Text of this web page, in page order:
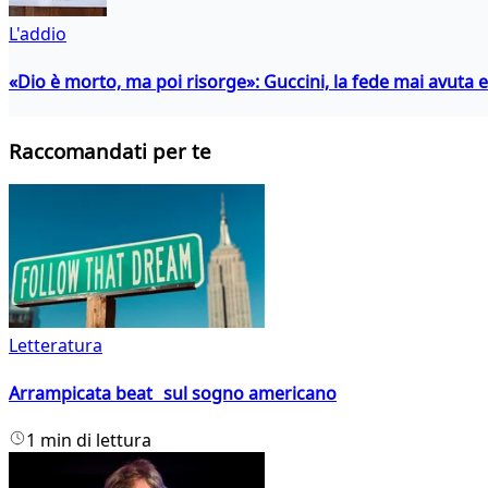
L'addio
«Dio è morto, ma poi risorge»: Guccini, la fede mai avuta
Raccomandati per te
Letteratura
Arrampicata beat sul sogno americano
1 min di lettura